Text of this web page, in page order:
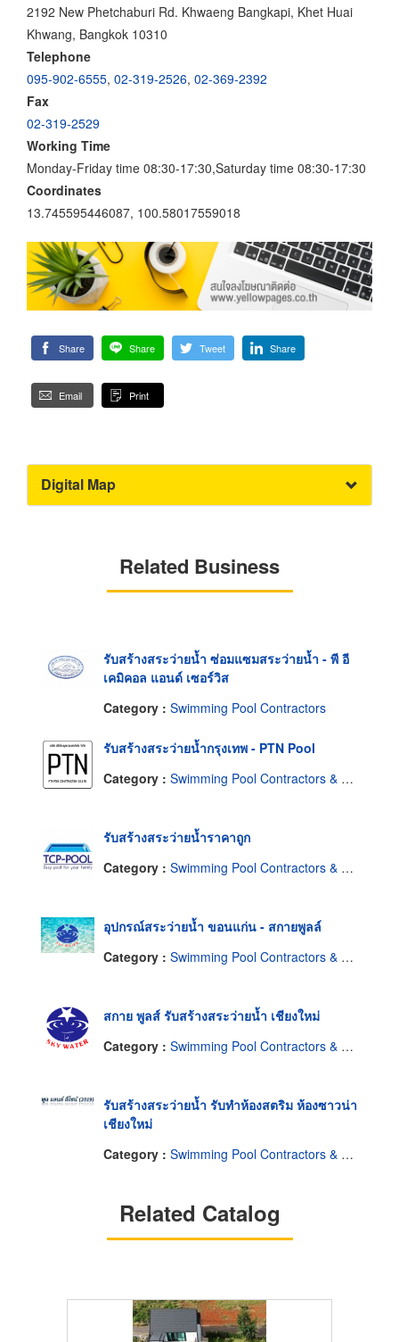
2192 New Phetchaburi Rd. Khwaeng Bangkapi, Khet Huai
Khwang, Bangkok 10310
Telephone
095-902-6555, 02-319-2526, 02-369-2392
Fax
02-319-2529
Working Time
Monday-Friday time 08:30-17:30,Saturday time 08:30-17:30
Coordinates
13.745595446087, 100.58017559018
Share Share Tweet Share
Email Print
Digital Map
Related Business
รับสร้างสระว่ายน้ำ ซ่อมแซมสระว่ายน้ำ - พี อี
เคมิคอล แอนด์ เซอร์วิส
Category : Swimming Pool Contractors
รับสร้างสระว่ายน้ำกรุงเทพ - PTN Pool
Category : Swimming Pool Contractors & Dealers
รับสร้างสระว่ายน้ำราคาถูก
Category : Swimming Pool Contractors & Dealers
อุปกรณ์สระว่ายน้ำ ขอนแก่น - สกายพูลล์
Category : Swimming Pool Contractors & Dealers
สกาย พูลส์ รับสร้างสระว่ายน้ำ เชียงใหม่
Category : Swimming Pool Contractors & Dealers
รับสร้างสระว่ายน้ำ รับทำห้องสตริม ห้องซาวน่า
เชียงใหม่
Category : Swimming Pool Contractors & Dealers
Related Catalog